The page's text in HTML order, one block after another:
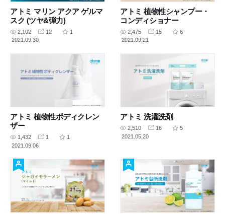
アトミ マリン アクア ゲルマ
スク (ツヤ&弾力)
2,102 12
1
2021.09.30
アトミ 植物性シャンプー・
コンディショナー
2,475 15
6
2021.09.21
アトミ 植物性ボディクレン
ザー
1,432 1
1
2021.09.06
アトミ 洗濯洗剤
2,510 16
5
2021.05.20